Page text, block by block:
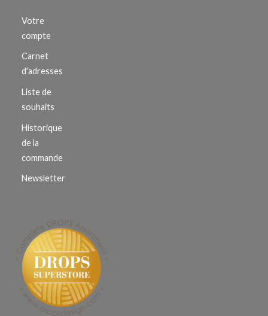
Votre
compte
Carnet
d'adresses
Liste de
souhaits
Historique
de la
commande
Newsletter